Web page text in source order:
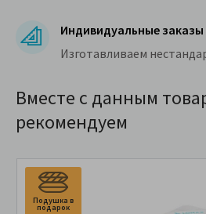
Индивидуальные заказы
Изготавливаем
Вместе с данным
рекомендуем
Подушка в
подарок